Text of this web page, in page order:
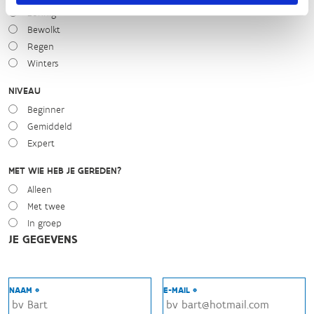
Zonnig
Bewolkt
Regen
Winters
NIVEAU
Beginner
Gemiddeld
Expert
MET WIE HEB JE GEREDEN?
Alleen
Met twee
In groep
JE GEGEVENS
NAAM * E-MAIL *